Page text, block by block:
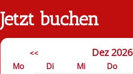
Jetzt buchen
<< Dez 2026
Mo Di Mi Do